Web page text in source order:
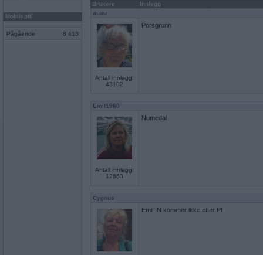
Mobilspill
Pågående 8 413
Brukere
Innlegg
auau
Antall innlegg:
43102
Porsgrunn
Emil1960
Antall innlegg:
12863
Numedal
Cygnus
Emil! N kommer ikke etter P!